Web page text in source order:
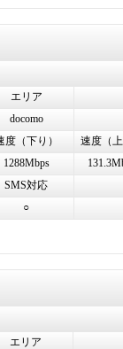
エリア
docomo
度（下り）
速度（
1288Mbps
SMS対応
○
エリア